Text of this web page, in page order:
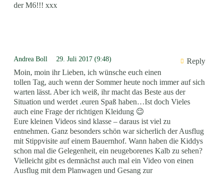
der M6!!! xxx
Andrea Boll 29. Juli 2017 (9:48)
Reply
Moin, moin ihr Lieben, ich wünsche euch einen
tollen Tag, auch wenn der Sommer heute noch immer auf sich
warten lässt. Aber ich weiß, ihr macht das Beste aus der
Situation und werdet .euren Spaß haben…Ist doch Vieles
auch eine Frage der richtigen Kleidung 😉
Eure kleinen Videos sind klasse – daraus ist viel zu
entnehmen. Ganz besonders schön war sicherlich der Ausflug
mit Stippvisite auf einem Bauernhof. Wann haben die Kiddys
schon mal die Gelegenheit, ein neugeborenes Kalb zu sehen?
Vielleicht gibt es demnächst auch mal ein Video von einen
Ausflug mit dem Planwagen und Gesang zur